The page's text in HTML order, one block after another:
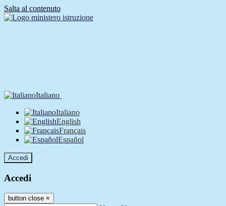
Salta al contenuto
Italiano
Italiano
English
Français
Español
Accedi
Accedi
button close ×